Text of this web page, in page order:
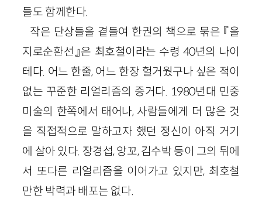
들도 함께한다.
작은 단상들을 곁들여 한권의 책으로 묶은 『을
지로순환선』은 최호철이라는 수령 40년의 나이
테다. 어느 한줄, 어느 한장 헐거웠구나 싶은 적이
없는 꾸준한 리얼리즘의 증거다. 1980년대 민중
미술의 한쪽에서 태어나, 사람들에게 더 많은 것
을 직접적으로 말하고자 했던 정신이 아직 거기
에 살아 있다. 장경섭, 앙꼬, 김수박 등이 그의 뒤에
서 또다른 리얼리즘을 이어가고 있지만, 최호철
만한 박력과 배포는 없다.